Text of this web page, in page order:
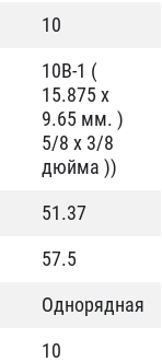
10
10B-1 (
15.875 x
9.65 мм. )
5/8 x 3/8
дюйма ))
51.37
57.5
Однорядная
10